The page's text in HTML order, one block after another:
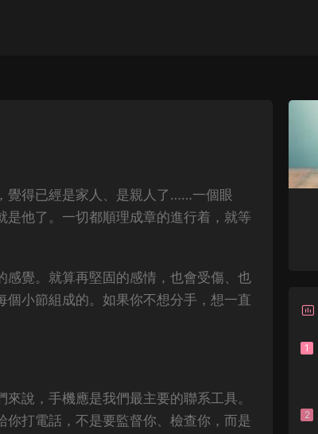
覺得已經是家人、是親人了……一個眼
他了。一切都順理成章的進行着，就等
覺。就算再堅固的感情，也會受傷、也
小節組成的。如果你不想分手，想一直
說，手機應是我們最主要的聯系工具。
打電話，不是要監督你、檢查你，而是
1
2